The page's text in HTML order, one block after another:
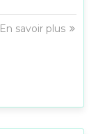
En savoir plus